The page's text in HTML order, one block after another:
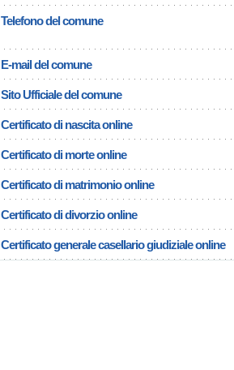
Telefono del comune
E-mail del comune
Sito Ufficiale del comune
Certificato di nascita online
Certificato di morte online
Certificato di matrimonio online
Certificato di divorzio online
Certificato generale casellario giudiziale online